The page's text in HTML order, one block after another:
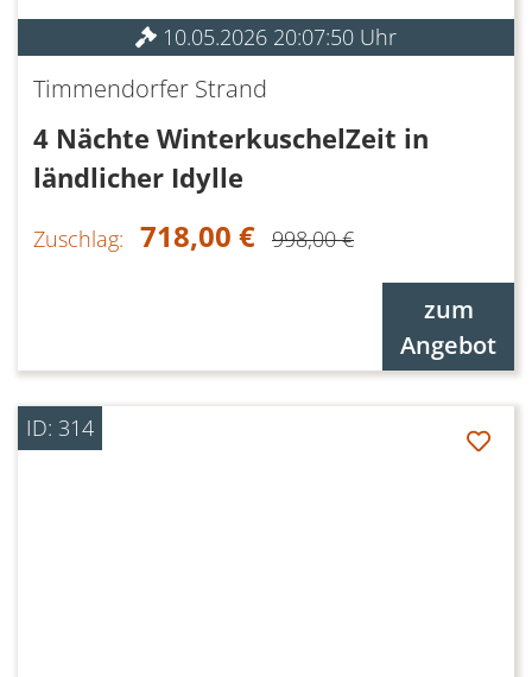
10.05.2026 20:07:50 Uhr
Timmendorfer Strand
4 Nächte WinterkuschelZeit in
ländlicher Idylle
Zuschlag: 718,00 € 998,00 €
zum
Angebot
ID: 314